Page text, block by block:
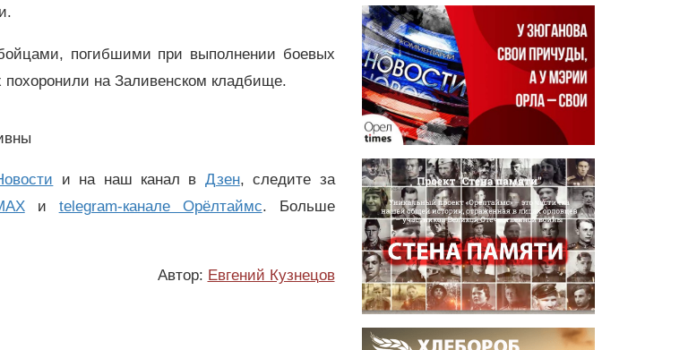
погибшими при выполнении боевых
на Заливенском кладбище.
и на наш канал в Дзен, следите за
и telegram-канале Орёлтаймс. Больше
Автор: Евгений Кузнецов